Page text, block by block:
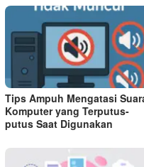
Tips Ampuh Mengatasi
Komputer yang Terputus-
putus Saat Digunakan